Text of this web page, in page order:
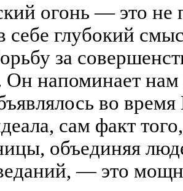
огонь — это не
себе глубокий
за
Он напоминает
во
сам факт
объединяя
— это